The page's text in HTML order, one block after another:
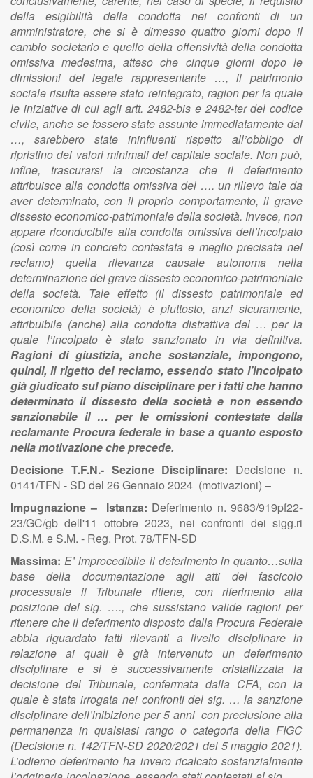
della esigibilità della condotta nei confronti di un
amministratore, che si è dimesso quattro giorni dopo il
cambio societario e quello della offensività della condotta
omissiva medesima, atteso che cinque giorni dopo le
dimissioni del legale rappresentante …, il patrimonio
sociale risulta essere stato reintegrato, ragion per la quale
le iniziative di cui agli artt. 2482-bis e 2482-ter del codice
civile, anche se fossero state assunte immediatamente dal
…, sarebbero state ininfluenti rispetto all’obbligo di
ripristino dei valori minimali del capitale sociale. Non può,
infine, trascurarsi la circostanza che il deferimento
attribuisce alla condotta omissiva del …. un rilievo tale da
aver determinato, con il proprio comportamento, il grave
dissesto economico-patrimoniale della società. Invece, non
appare riconducibile alla condotta omissiva dell’incolpato
(così come in concreto contestata e meglio precisata nel
reclamo) quella rilevanza causale autonoma nella
determinazione del grave dissesto economico-patrimoniale
della società. Tale effetto (il dissesto patrimoniale ed
economico della società) è piuttosto, anzi sicuramente,
attribuibile (anche) alla condotta distrattiva del … per la
quale l’incolpato è stato sanzionato in via definitiva.
Ragioni di giustizia, anche sostanziale, impongono,
quindi, il rigetto del reclamo, essendo stato l’incolpato
già giudicato sul piano disciplinare per i fatti che hanno
determinato il dissesto della società e non essendo
sanzionabile il … per le omissioni contestate dalla
reclamante Procura federale in base a quanto esposto
nella motivazione che precede.
Decisione T.F.N.- Sezione Disciplinare: Decisione n.
0141/TFN - SD del 26 Gennaio 2024 (motivazioni) –
Impugnazione – Istanza: Deferimento n. 9683/919pf22-
23/GC/gb dell'11 ottobre 2023, nei confronti dei sigg.ri
D.S.M. e S.M. - Reg. Prot. 78/TFN-SD
Massima: E’ improcedibile il deferimento in quanto…sulla
base della documentazione agli atti del fascicolo
processuale il Tribunale ritiene, con riferimento alla
posizione del sig. …., che sussistano valide ragioni per
ritenere che il deferimento disposto dalla Procura Federale
abbia riguardato fatti rilevanti a livello disciplinare in
relazione ai quali è già intervenuto un deferimento
disciplinare e si è successivamente cristallizzata la
decisione del Tribunale, confermata dalla CFA, con la
quale è stata irrogata nei confronti del sig. … la sanzione
disciplinare dell’inibizione per 5 anni con preclusione alla
permanenza in qualsiasi rango o categoria della FIGC
(Decisione n. 142/TFN-SD 2020/2021 del 5 maggio 2021).
L’odierno deferimento ha invero ricalcato sostanzialmente